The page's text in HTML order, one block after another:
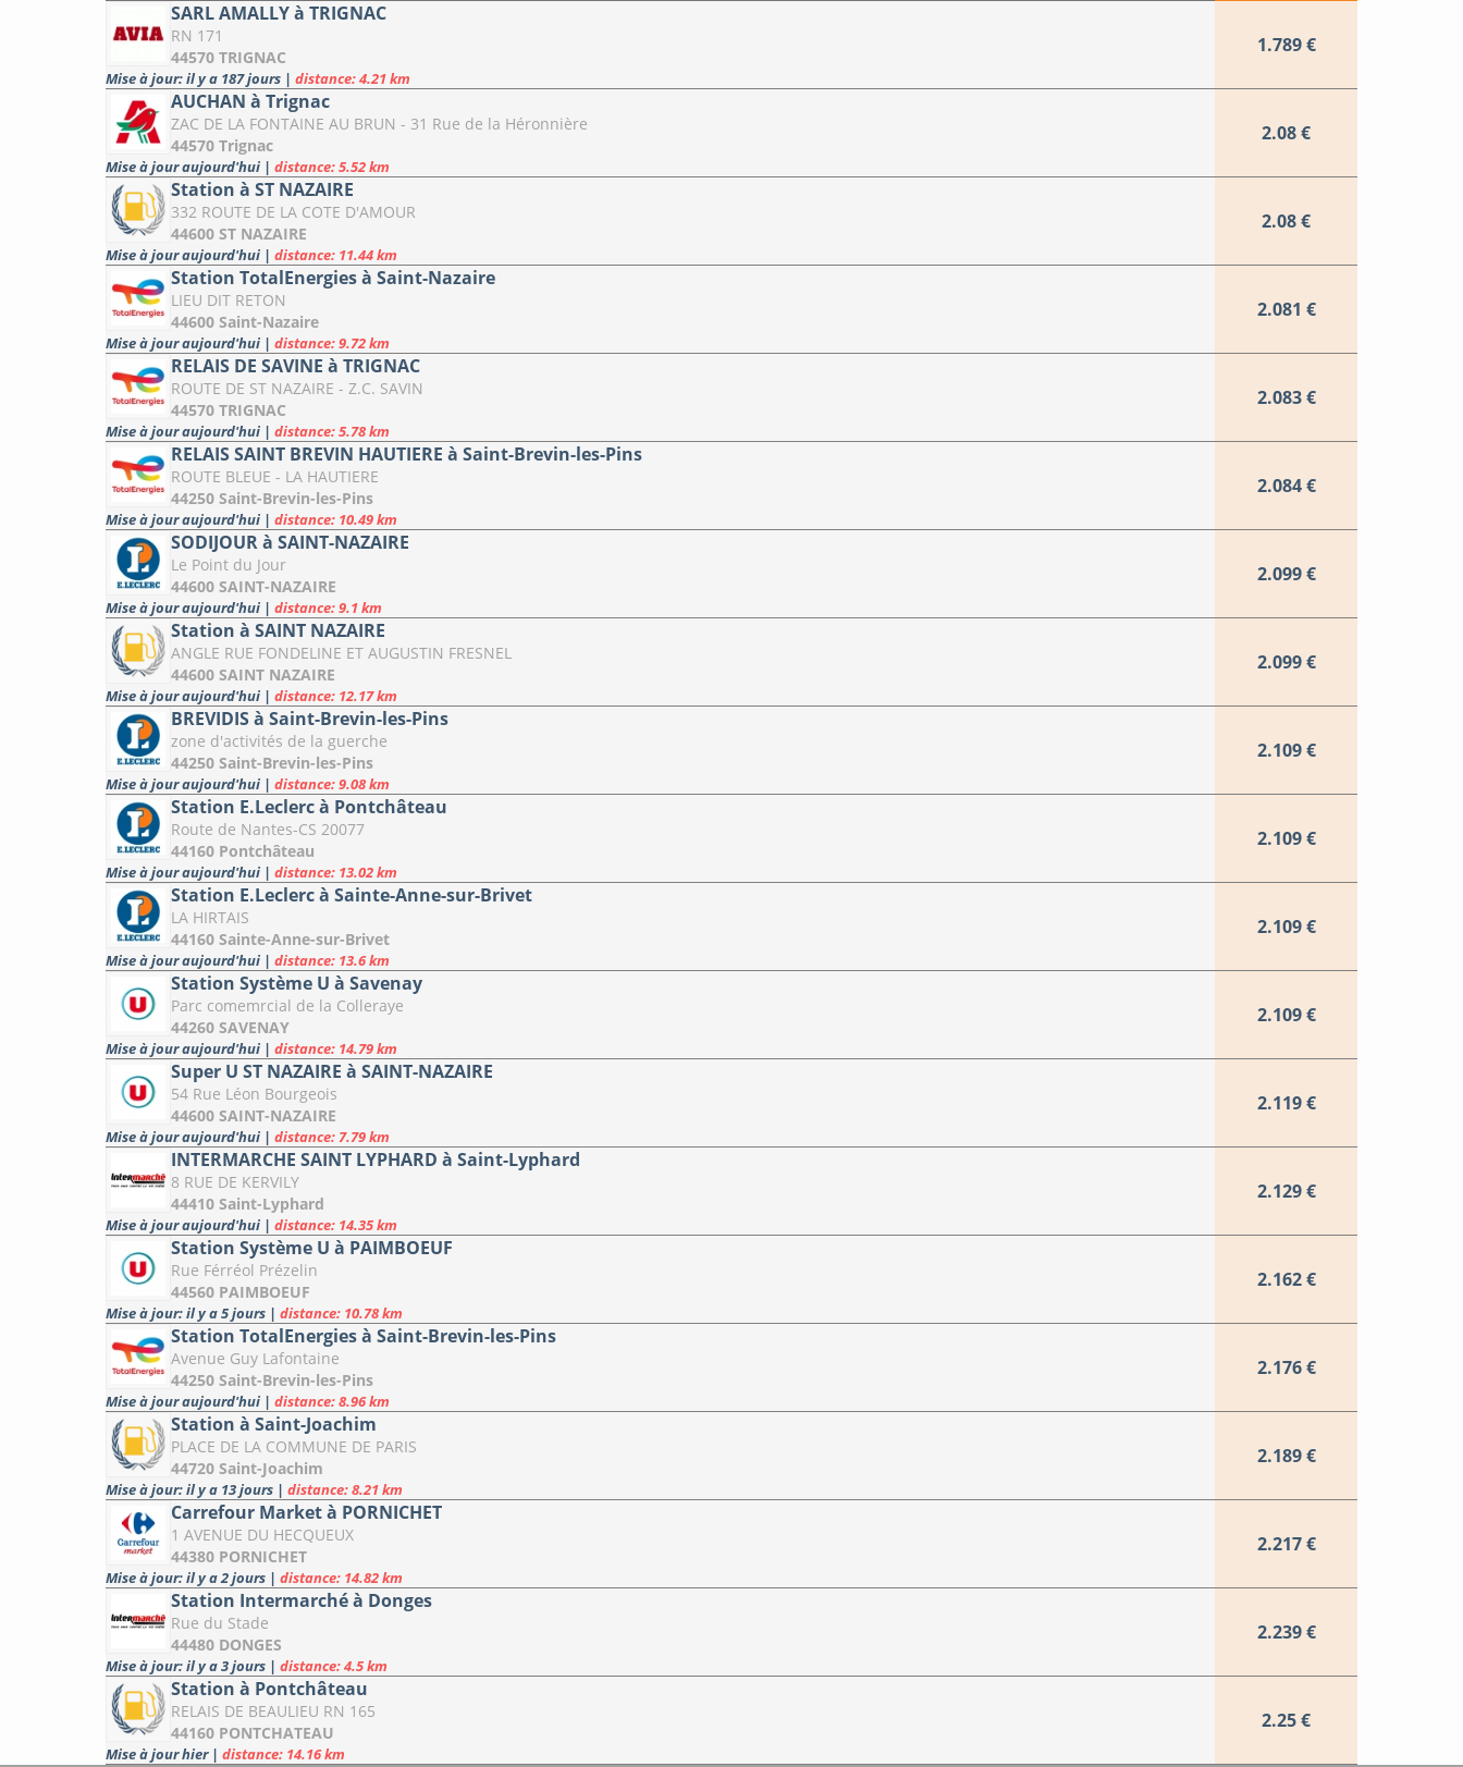
SARL AMALLY à TRIGNAC
RN 171
44570 TRIGNAC
Mise à jour: il y a 187 jours | distance: 4.21 km
1.789 €
AUCHAN à Trignac
ZAC DE LA FONTAINE AU BRUN - 31 Rue de la Héronnière
44570 Trignac
Mise à jour aujourd'hui | distance: 5.52 km
2.08 €
Station à ST NAZAIRE
332 ROUTE DE LA COTE D'AMOUR
44600 ST NAZAIRE
Mise à jour aujourd'hui | distance: 11.44 km
2.08 €
Station TotalEnergies à Saint-Nazaire
LIEU DIT RETON
44600 Saint-Nazaire
Mise à jour aujourd'hui | distance: 9.72 km
2.081 €
RELAIS DE SAVINE à TRIGNAC
ROUTE DE ST NAZAIRE - Z.C. SAVIN
44570 TRIGNAC
Mise à jour aujourd'hui | distance: 5.78 km
2.083 €
RELAIS SAINT BREVIN HAUTIERE à Saint-Brevin-les-Pins
ROUTE BLEUE - LA HAUTIERE
44250 Saint-Brevin-les-Pins
Mise à jour aujourd'hui | distance: 10.49 km
2.084 €
SODIJOUR à SAINT-NAZAIRE
Le Point du Jour
44600 SAINT-NAZAIRE
Mise à jour aujourd'hui | distance: 9.1 km
2.099 €
Station à SAINT NAZAIRE
ANGLE RUE FONDELINE ET AUGUSTIN FRESNEL
44600 SAINT NAZAIRE
Mise à jour aujourd'hui | distance: 12.17 km
2.099 €
BREVIDIS à Saint-Brevin-les-Pins
zone d'activités de la guerche
44250 Saint-Brevin-les-Pins
Mise à jour aujourd'hui | distance: 9.08 km
2.109 €
Station E.Leclerc à Pontchâteau
Route de Nantes-CS 20077
44160 Pontchâteau
Mise à jour aujourd'hui | distance: 13.02 km
2.109 €
Station E.Leclerc à Sainte-Anne-sur-Brivet
LA HIRTAIS
44160 Sainte-Anne-sur-Brivet
Mise à jour aujourd'hui | distance: 13.6 km
2.109 €
Station Système U à Savenay
Parc comemrcial de la Colleraye
44260 SAVENAY
Mise à jour aujourd'hui | distance: 14.79 km
2.109 €
Super U ST NAZAIRE à SAINT-NAZAIRE
54 Rue Léon Bourgeois
44600 SAINT-NAZAIRE
Mise à jour aujourd'hui | distance: 7.79 km
2.119 €
INTERMARCHE SAINT LYPHARD à Saint-Lyphard
8 RUE DE KERVILY
44410 Saint-Lyphard
Mise à jour aujourd'hui | distance: 14.35 km
2.129 €
Station Système U à PAIMBOEUF
Rue Férréol Prézelin
44560 PAIMBOEUF
Mise à jour: il y a 5 jours | distance: 10.78 km
2.162 €
Station TotalEnergies à Saint-Brevin-les-Pins
Avenue Guy Lafontaine
44250 Saint-Brevin-les-Pins
Mise à jour aujourd'hui | distance: 8.96 km
2.176 €
Station à Saint-Joachim
PLACE DE LA COMMUNE DE PARIS
44720 Saint-Joachim
Mise à jour: il y a 13 jours | distance: 8.21 km
2.189 €
Carrefour Market à PORNICHET
1 AVENUE DU HECQUEUX
44380 PORNICHET
Mise à jour: il y a 2 jours | distance: 14.82 km
2.217 €
Station Intermarché à Donges
Rue du Stade
44480 DONGES
Mise à jour: il y a 3 jours | distance: 4.5 km
2.239 €
Station à Pontchâteau
RELAIS DE BEAULIEU RN 165
44160 PONTCHATEAU
Mise à jour hier | distance: 14.16 km
2.25 €